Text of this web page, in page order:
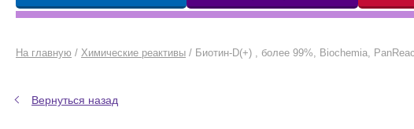
На главную / Химические реактивы / Биотин-D(+) , более 99%, Biochemia,
Вернуться назад